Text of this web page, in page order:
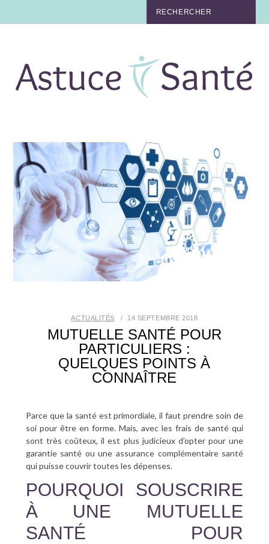
TABAC
NUTRITION
MÉDECINE
MÉDECINE DOUCE
BIEN-ÊTRE
SANTÉ BUCCO-DENTAIRE
ACTUALITÉS 14 SEPTEMBRE 2018
MUTUELLE SANTÉ POUR
PARTICULIERS :
QUELQUES POINTS À
CONNAÎTRE
Parce que la santé est primordiale, il faut prendre soin de
soi pour être en forme. Mais, avec les frais de santé qui
sont très coûteux, il est plus judicieux d’opter pour une
garantie santé ou une assurance complémentaire santé
qui puisse couvrir toutes les dépenses.
POURQUOI SOUSCRIRE
À UNE MUTUELLE
SANTÉ POUR